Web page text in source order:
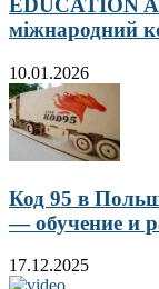
EDUCATION
міжнародний
10.01.2026
Код 95 в
— обучение и
17.12.2025